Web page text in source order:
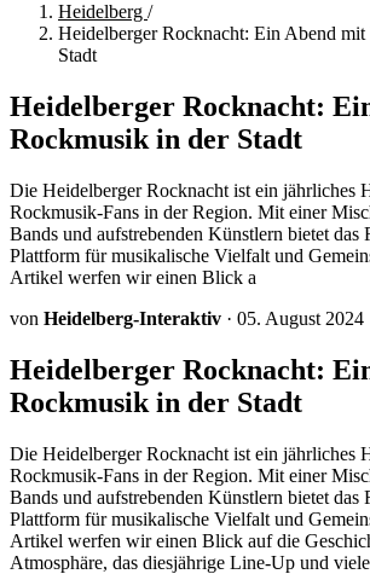
Heidelberg /
Heidelberger Rocknacht: Ein Abend
Stadt
Heidelberger Rocknacht:
Rockmusik in der Stadt
Die Heidelberger Rocknacht ist ein jährliches
Rockmusik-Fans in der Region. Mit einer
Bands und aufstrebenden Künstlern bietet das
Plattform für musikalische Vielfalt und
Artikel werfen wir einen Blick a
von Heidelberg-Interaktiv · 05. August 2024
Heidelberger Rocknacht:
Rockmusik in der Stadt
Die Heidelberger Rocknacht ist ein jährliches
Rockmusik-Fans in der Region. Mit einer
Bands und aufstrebenden Künstlern bietet das
Plattform für musikalische Vielfalt und
Artikel werfen wir einen Blick auf die
Atmosphäre, das diesjährige Line-Up und